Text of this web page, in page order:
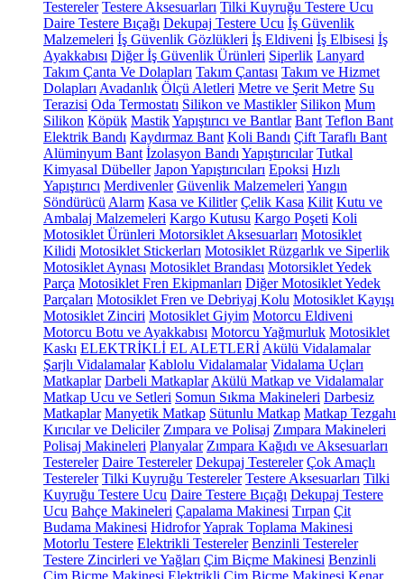
Testereler Testere Aksesuarları Tilki Kuyruğu Testere Ucu
Daire Testere Bıçağı Dekupaj Testere Ucu İş Güvenlik
Malzemeleri İş Güvenlik Gözlükleri İş Eldiveni İş Elbisesi İş
Ayakkabısı Diğer İş Güvenlik Ürünleri Siperlik Lanyard
Takım Çanta Ve Dolapları Takım Çantası Takım ve Hizmet
Dolapları Avadanlık Ölçü Aletleri Metre ve Şerit Metre Su
Terazisi Oda Termostatı Silikon ve Mastikler Silikon Mum
Silikon Köpük MastikYapıştırıcı ve Bantlar Bant Teflon Bant
Elektrik Bandı Kaydırmaz Bant Koli Bandı Çift Taraflı Bant
Alüminyum Bant İzolasyon Bandı Yapıştırıcılar Tutkal
Kimyasal Dübeller Japon Yapıştırıcıları Epoksi Hızlı
Yapıştırıcı Merdivenler Güvenlik Malzemeleri Yangın
Söndürücü Alarm Kasa ve Kilitler Çelik Kasa Kilit Kutu ve
Ambalaj Malzemeleri Kargo Kutusu Kargo Poşeti Koli
Motosiklet Ürünleri Motorsiklet Aksesuarları Motosiklet
Kilidi Motosiklet Stickerları Motosiklet Rüzgarlık ve Siperlik
Motosiklet Aynası Motosiklet Brandası Motorsiklet Yedek
Parça Motosiklet Fren Ekipmanları Diğer Motosiklet Yedek
Parçaları Motosiklet Fren ve Debriyaj Kolu Motosiklet Kayışı
Motosiklet Zinciri Motosiklet Giyim Motorcu Eldiveni
Motorcu Botu ve Ayakkabısı Motorcu Yağmurluk Motosiklet
Kaskı ELEKTRİKLİ EL ALETLERİ Akülü Vidalamalar
Şarjlı Vidalamalar Kablolu Vidalamalar Vidalama Uçları
Matkaplar Darbeli Matkaplar Akülü Matkap ve Vidalamalar
Matkap Ucu ve Setleri Somun Sıkma Makineleri Darbesiz
Matkaplar Manyetik Matkap Sütunlu Matkap Matkap Tezgahı
Kırıcılar ve Deliciler Zımpara ve Polisaj Zımpara Makineleri
Polisaj Makineleri Planyalar Zımpara Kağıdı ve Aksesuarları
Testereler Daire Testereler Dekupaj Testereler Çok Amaçlı
Testereler Tilki Kuyruğu Testereler Testere Aksesuarları Tilki
Kuyruğu Testere Ucu Daire Testere Bıçağı Dekupaj Testere
Ucu Bahçe Makineleri Çapalama Makinesi Tırpan Çit
Budama Makinesi HidroforYaprak Toplama Makinesi
Motorlu Testere Elektrikli Testereler Benzinli Testereler
Testere Zincirleri ve Yağları Çim Biçme Makinesi Benzinli
Çim Biçme Makinesi Elektrikli Çim Biçme Makinesi Kenar